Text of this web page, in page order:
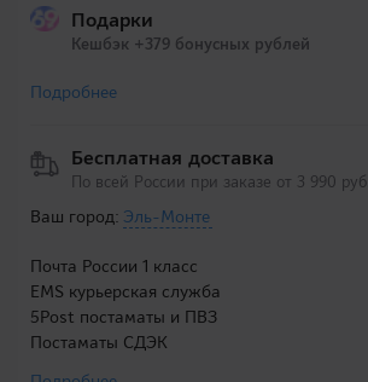
Подарки
Кешбэк +379 бонусных рублей
Подробнее
Бесплатная доставка
По всей России при заказе от 3 990 руб.
Ваш город: Эль-Монте
Почта России 1 класс
EMS курьерская служба
5Post постаматы и ПВЗ
Постаматы СДЭК